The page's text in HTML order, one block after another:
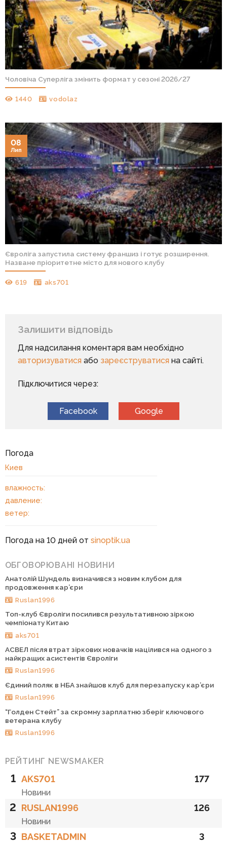
Чоловіча Суперліга змінить формат у сезоні 2026/27
1440 vodolaz
Євроліга запустила систему франшиз і готує розширення.
Назване пріоритетне місто для нового клубу
619 aks701
08
Лип
Залишити відповідь
Для надсилання коментаря вам необхідно
авторизуватисяабо зареєструватисяна сайті.
Підключитися через:
Facebook Google
Погода
Киев
влажность:
давление:
ветер:
Погода на 10 дней от sinoptik.ua
ОБГОВОРЮВАНІ НОВИНИ
Анатолій Шундель визначився з новим клубом для
продовження кар’єри
Ruslan1996
Топ-клуб Євроліги посилився результативною зіркою
чемпіонату Китаю
aks701
АСВЕЛ після втрат зіркових новачків націлився на одного з
найкращих асистентів Євроліги
Ruslan1996
Єдиний поляк в НБА знайшов клуб для перезапуску кар’єри
Ruslan1996
“Голден Стейт” за скромну зарплатню зберіг ключового
ветерана клубу
Ruslan1996
РЕЙТИНГ NEWSMAKER
1 AKS701
Новини
177
2 RUSLAN1996
Новини
126
3 BASKETADMIN 3